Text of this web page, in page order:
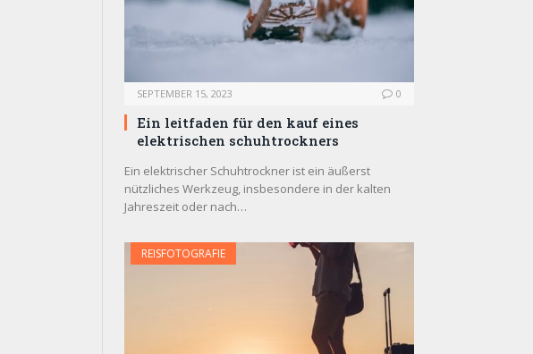
SEPTEMBER 15, 2023 0
Ein leitfaden für den kauf eines
elektrischen schuhtrockners
Ein elektrischer Schuhtrockner ist ein äußerst
nützliches Werkzeug, insbesondere in der kalten
Jahreszeit oder nach…
REISFOTOGRAFIE